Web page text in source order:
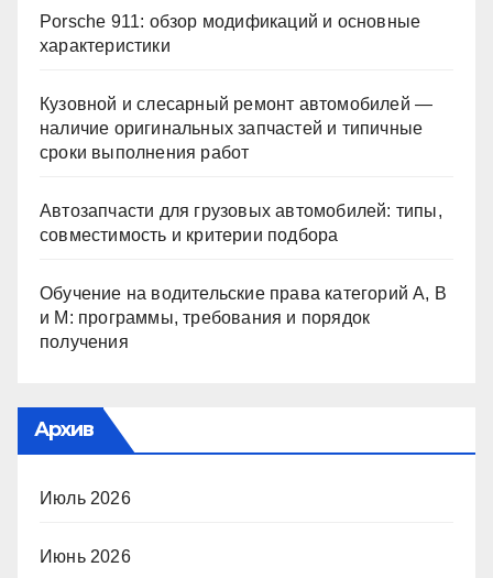
Porsche 911: обзор модификаций и основные
характеристики
Кузовной и слесарный ремонт автомобилей —
наличие оригинальных запчастей и типичные
сроки выполнения работ
Автозапчасти для грузовых автомобилей: типы,
совместимость и критерии подбора
Обучение на водительские права категорий A, B
и M: программы, требования и порядок
получения
Архив
Июль 2026
Июнь 2026